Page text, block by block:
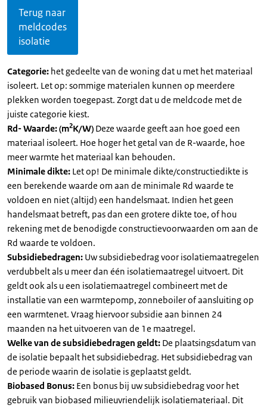
Terug naar
meldcodes
isolatie
Categorie: het gedeelte van de woning dat u met het materiaal
isoleert. Let op: sommige materialen kunnen op meerdere
plekken worden toegepast. Zorgt dat u de meldcode met de
juiste categorie kiest.
Rd- Waarde: (m2K/W) Deze waarde geeft aan hoe goed een
materiaal isoleert. Hoe hoger het getal van de R-waarde, hoe
meer warmte het materiaal kan behouden.
Minimale dikte: Let op! De minimale dikte/constructiedikte is
een berekende waarde om aan de minimale Rd waarde te
voldoen en niet (altijd) een handelsmaat. Indien het geen
handelsmaat betreft, pas dan een grotere dikte toe, of hou
rekening met de benodigde constructievoorwaarden om aan de
Rd waarde te voldoen.
Subsidiebedragen: Uw subsidiebedrag voor isolatiemaatregelen
verdubbelt als u meer dan één isolatiemaatregel uitvoert. Dit
geldt ook als u een isolatiemaatregel combineert met de
installatie van een warmtepomp, zonneboiler of aansluiting op
een warmtenet. Vraag hiervoor subsidie aan binnen 24
maanden na het uitvoeren van de 1e maatregel.
Welke van de subsidiebedragen geldt: De plaatsingsdatum van
de isolatie bepaalt het subsidiebedrag. Het subsidiebedrag van
de periode waarin de isolatie is geplaatst geldt.
Biobased Bonus: Een bonus bij uw subsidiebedrag voor het
gebruik van biobased milieuvriendelijk isolatiemateriaal. Dit